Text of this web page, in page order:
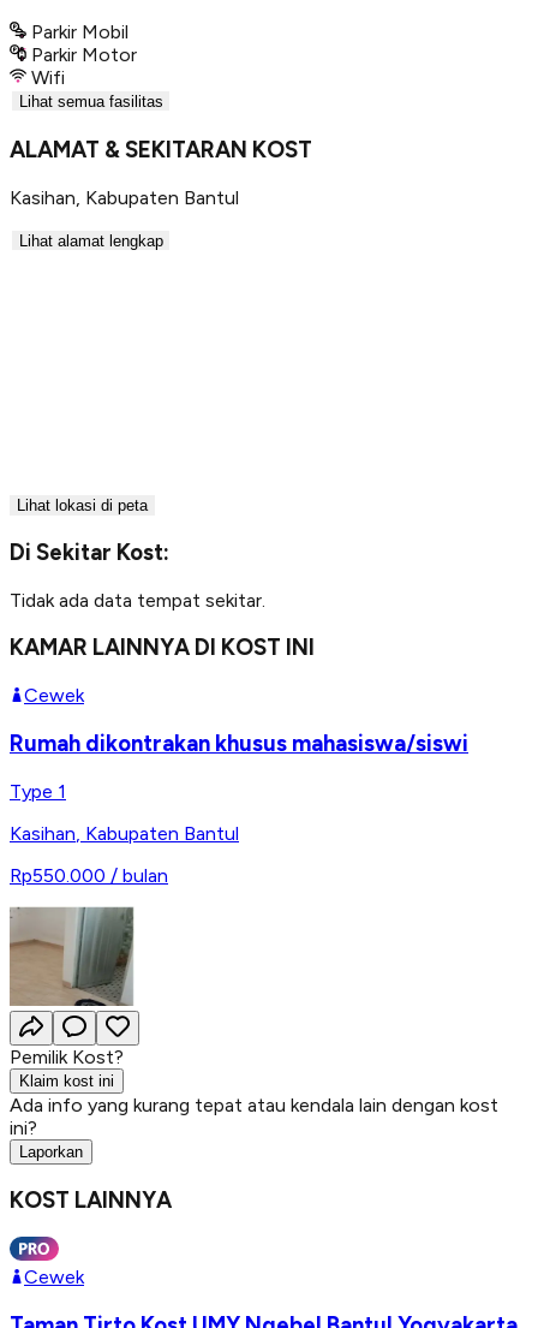
Parkir Mobil
Parkir Motor
Wifi
Lihat semua fasilitas
ALAMAT & SEKITARAN KOST
Kasihan Kabupaten Bantul
Lihat alamat lengkap
Lihat lokasi di peta
Di Sekitar Kost:
Tidak ada data tempat sekitar.
KAMAR LAINNYA DI KOST INI
Cewek
Rumah dikontrakan khusus mahasiswa/siswi
Type 1
Kasihan Kabupaten Bantul
Rp550.000 / bulan
Pemilik Kost?
Klaim kost ini
Ada info yang kurang tepat atau kendala lain dengan kost
ini?
Laporkan
KOST LAINNYA
Cewek